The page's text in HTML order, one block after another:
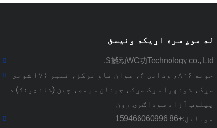
له موږ سره اړیکه ونیسئ
S撼动WO功Technology co., Ltd.
خونه ۸۰۶، ودانۍ ۴، هوان ماو مرکز، نمبر ۱۷۶ شوني
سړک، شونهوا سړک سړک، جینان سیمه، چین (شانډونګ) د
پیلوټ آزاد سوداګرۍ زون
موبایل:+86 159466060996